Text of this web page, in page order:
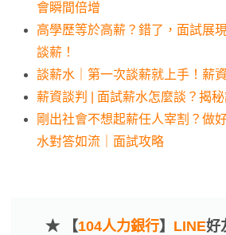
會瞬間倍增
高學歷等於高薪？錯了，面試展
談薪！
談薪水｜第一次談薪就上手！薪
薪資談判 | 面試薪水怎麼談？揭
剛出社會不想起薪任人宰割？做
水對答如流｜面試攻略
★ 【104人力銀行】 LINE好